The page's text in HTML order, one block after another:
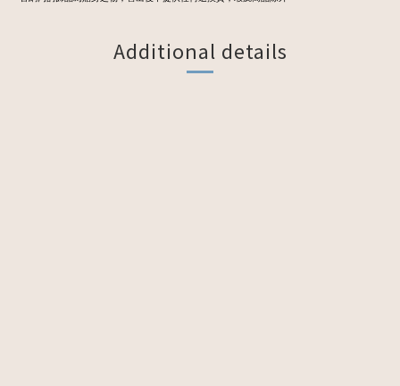
Additional details